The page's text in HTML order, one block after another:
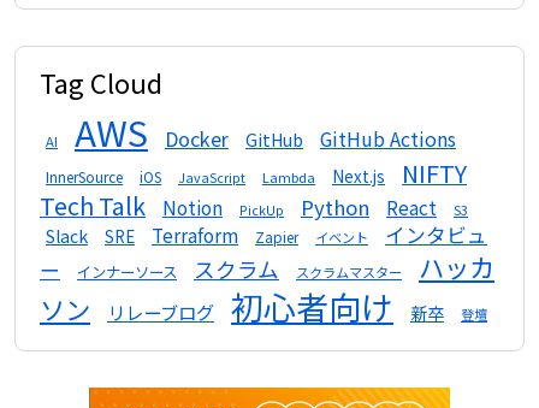
Tag Cloud
AI AWS Docker GitHub GitHub Actions
InnerSource iOS JavaScript Lambda Next.js
NIFTY
Tech Talk
Notion PickUp Python React S3
Slack SRE Terraform Zapier イベント
インタビュ
ー
インナーソース スクラム スクラムマスター
ハッカ
ソン
リレーブログ 初心者向け 新卒 登壇